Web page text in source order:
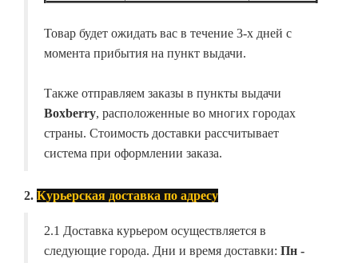
Товар будет ожидать вас в течение 3-х дней с
момента прибытия на пункт выдачи.
Также отправляем заказы в пункты выдачи
Boxberry, расположенные во многих городах
страны. Стоимость доставки рассчитывает
система при оформлении заказа.
2. Курьерская доставка по адресу
2.1 Доставка курьером осуществляется в
следующие города. Дни и время доставки: Пн -